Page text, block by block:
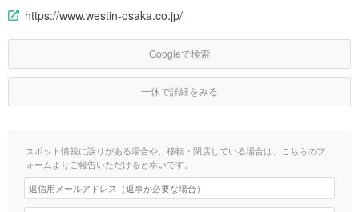
https://www.westin-osaka.co.jp/
Googleで検索
一休で詳細をみる
スポット情報に誤りがある場合や、移転・閉店している場合は、こちらのフ
ォームよりご報告いただけると幸いです。